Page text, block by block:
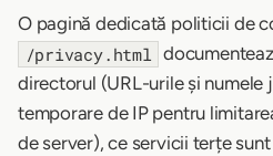
O pagină dedicată politicii de
/privacy.html
directorul (URL-urile și numele
temporare de IP pentru
de server), ce servicii terțe